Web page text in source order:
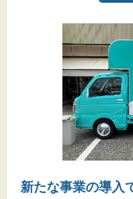
新たな事業の導入